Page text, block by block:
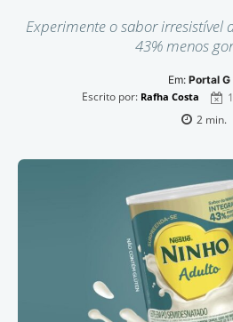
Experimente o sabor irresistível
43% menos
Em: Portal G
Escrito por: Rafha Costa
2min.